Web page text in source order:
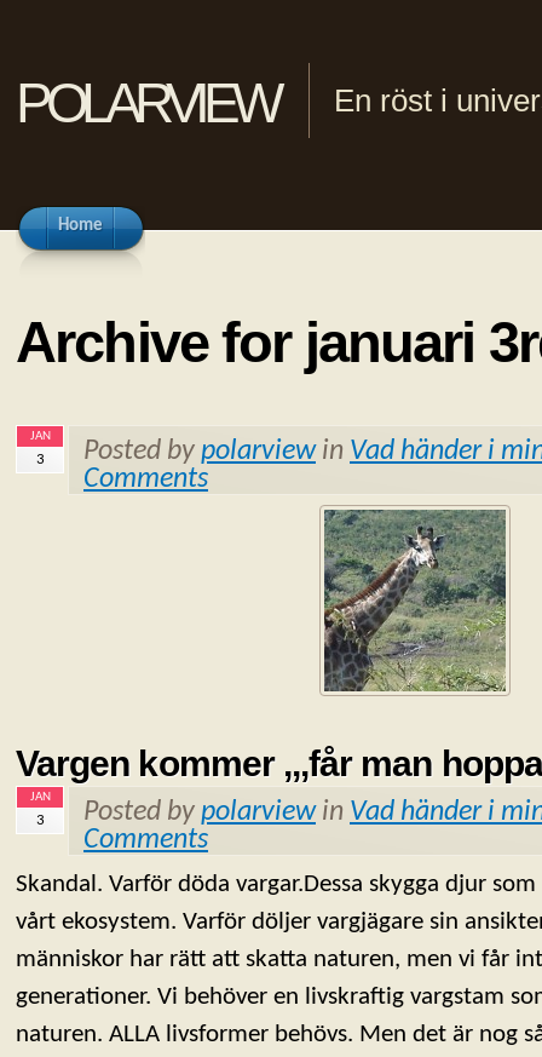
polarview En röst i
Home
Archive for januari
JAN
3 Posted by polarviewin Vad händer i
Comments
Vargen kommer ,,,får man
JAN
3 Posted by polarviewin Vad händer i
Comments
Skandal. Varför döda vargar.Dessa skygga djur
vårt ekosystem. Varför döljer vargjägare sin
människor har rätt att skatta naturen, men vi får
generationer. Vi behöver en livskraftig vargstam
naturen. ALLA livsformer behövs. Men det är nog